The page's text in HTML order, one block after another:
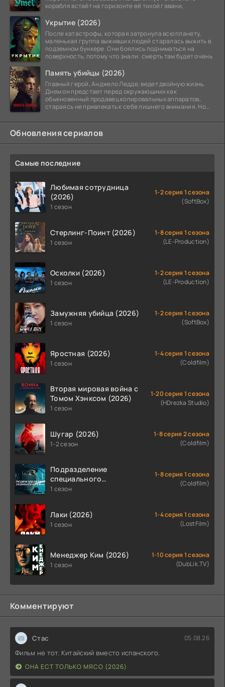
корабля встаёт на горизонте её тихой гавани,
Укрытие (2026)
После катастрофы, которая затронула всю планету,
маленькая группа выживших людей старалась выжить в
подземном бункере. Они боялись подниматься на
поверхность, потому что знали: смерть там будет очень
Память убийцы (2026)
Главный герой, Анджело Ледде, ведет двойную жизнь.
Днем он предстает перед окружающими как
обыкновенный продавец копировальных аппаратов,
стараясь не привлекать к себе лишнего внимания. Но
Обновления сериалов
Самые последние
Любимая сотрудница
(2026)
1 сезон
1-2 серия 1 сезона
(SoftBox)
Стерлинг-Поинт (2026)
1 сезон
1-8 серия 1 сезона
(LE-Production)
Осколки (2026)
1 сезон
1-2 серия 1 сезона
(LE-Production)
Замужняя убийца (2026)
1 сезон
1-2 серия 1 сезона
(SoftBox)
Яростная (2026)
1 сезон
1-4 серия 1 сезона
(Coldfilm)
Вторая мировая война с
Томом Хэнксом (2026)
1 сезон
1-20 серия 1 сезона
(HDrezka Studio)
Шугар (2026)
1-2 сезон
1-8 серия 2 сезона
(Coldfilm)
Подразделение
специального
назначения (2026)
1 сезон
1-8 серия 1 сезона
(Coldfilm)
Лаки (2026)
1 сезон
1-4 серия 1 сезона
(LostFilm)
Менеджер Ким (2026)
1 сезон
1-10 серия 1 сезона
(DubLik.TV)
Комментируют
Стас 05.08.26
Фильм не тот. Китайский вместо испанского.
ОНА ЕСТ ТОЛЬКО МЯСО (2026)